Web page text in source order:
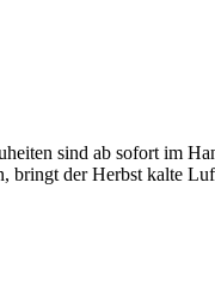
sind ab sofort im
bringt der Herbst kalte